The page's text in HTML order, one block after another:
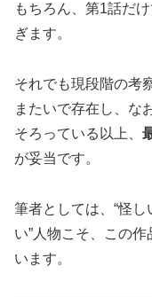
もちろん、第1話だ
ぎます。
それでも現段階の考
またいで存在し、な
そろっている以上、
が妥当です。
筆者としては、“怪
い”人物こそ、この
います。